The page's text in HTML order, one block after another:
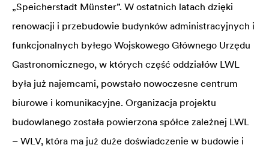
„Speicherstadt Münster”. W ostatnich latach dzięki
renowacji i przebudowie budynków administracyjnych i
funkcjonalnych byłego Wojskowego Głównego Urzędu
Gastronomicznego, w których część oddziałów LWL
była już najemcami, powstało nowoczesne centrum
biurowe i komunikacyjne. Organizacja projektu
budowlanego została powierzona spółce zależnej LWL
– WLV, która ma już duże doświadczenie w budowie i